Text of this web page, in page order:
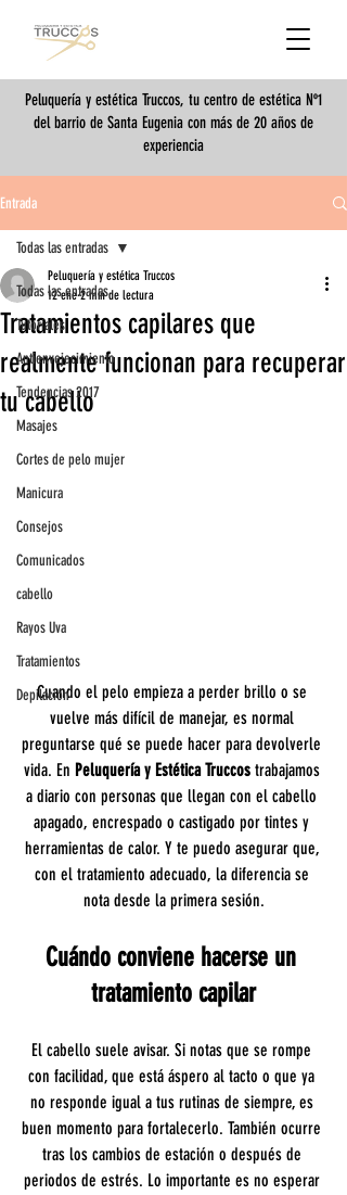
Peluquería y estética Truccos, tu centro de estética Nº1
del barrio de Santa Eugenia con más de 20 años de
experiencia
Entrada
Todas las entradas
Tutoriales
Antienvejecimiento
Tendencias 2017
Masajes
Cortes de pelo mujer
Manicura
Consejos
Comunicados
cabello
Rayos Uva
Tratamientos
Depilación
Todas las entradas
Tratamientos capilares que
realmente funcionan para recuperar
tu cabello
Peluquería y estética Truccos
12 ene 2 min de lectura
Cuando el pelo empieza a perder brillo o se
vuelve más difícil de manejar, es normal
preguntarse qué se puede hacer para devolverle
vida. En Peluquería y Estética Truccos trabajamos
a diario con personas que llegan con el cabello
apagado, encrespado o castigado por tintes y
herramientas de calor. Y te puedo asegurar que,
con el tratamiento adecuado, la diferencia se
nota desde la primera sesión.
Cuándo conviene hacerse un
tratamiento capilar
El cabello suele avisar. Si notas que se rompe
con facilidad, que está áspero al tacto o que ya
no responde igual a tus rutinas de siempre, es
buen momento para fortalecerlo. También ocurre
tras los cambios de estación o después de
periodos de estrés. Lo importante es no esperar